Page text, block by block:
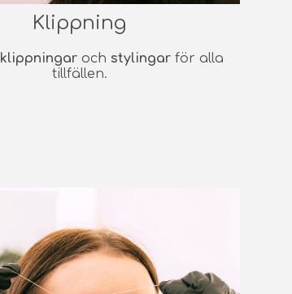
Klippning
klippningar och stylingar för alla
tillfällen.